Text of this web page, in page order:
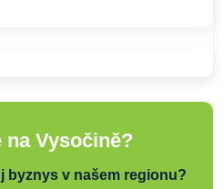
na Vysočině?
byznys v našem regionu?